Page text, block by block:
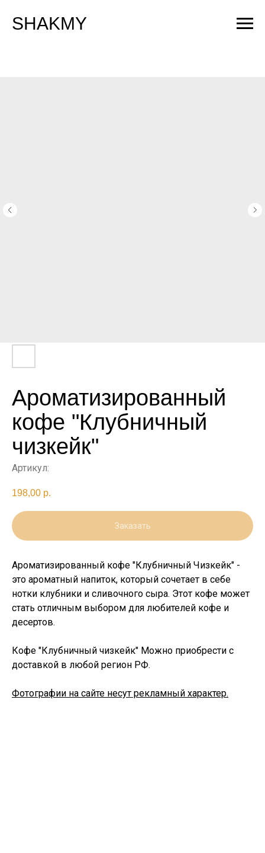
SHAKMY
Ароматизированный
кофе "Клубничный
чизкейк"
Артикул:
198,00 р.
Заказать
Ароматизированный кофе "Клубничный Чизкейк" -
это ароматный напиток, который сочетает в себе
нотки клубники и сливочного сыра. Этот кофе может
стать отличным выбором для любителей кофе и
десертов.
Кофе "Клубничный чизкейк" Можно приобрести с
доставкой в любой регион РФ.
Фотографии на сайте несут рекламный характер.